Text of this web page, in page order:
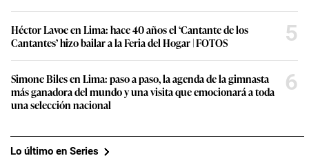
Héctor Lavoe en Lima: hace 40 años el ‘Cantante de los
Cantantes’ hizo bailar a la Feria del Hogar | FOTOS
5
Simone Biles en Lima: paso a paso, la agenda de la gimnasta
más ganadora del mundo y una visita que emocionará a toda
una selección nacional
6
Lo último en Series